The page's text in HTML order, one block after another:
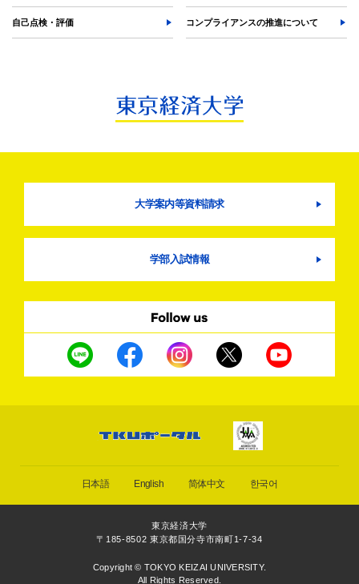
自己点検・評価 コンプライアンスの推進について
大学案内等資料請求
学部入試情報
日本語 English 简体中文 한국어
東京経済大学
〒185-8502 東京都国分寺市南町1-7-34
Copyright © TOKYO KEIZAI UNIVERSITY.
All Rights Reserved.